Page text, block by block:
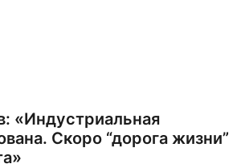
«Индустриальная
Скоро “дорога жизни”